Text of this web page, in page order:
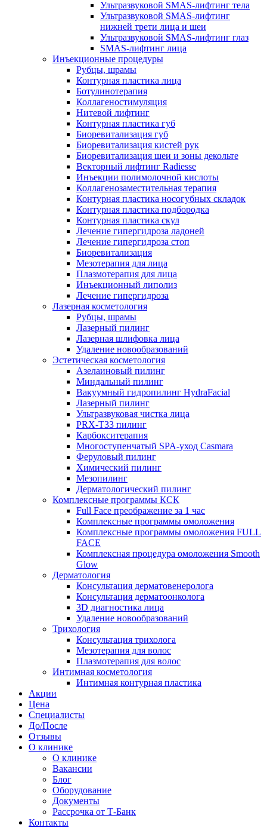
Ультразвуковой SMAS-лифтинг тела
Ультразвуковой SMAS-лифтинг
нижней трети лица и шеи
Ультразвуковой SMAS-лифтинг глаз
SMAS-лифтинг лица
Инъекционные процедуры
Рубцы, шрамы
Контурная пластика лица
Ботулинотерапия
Коллагеностимуляция
Нитевой лифтинг
Контурная пластика губ
Биоревитализация губ
Биоревитализация кистей рук
Биоревитализация шеи и зоны декольте
Векторный лифтинг Radiesse
Инъекции полимолочной кислоты
Коллагенозаместительная терапия
Контурная пластика носогубных складок
Контурная пластика подбородка
Контурная пластика скул
Лечение гипергидроза ладоней
Лечение гипергидроза стоп
Биоревитализация
Мезотерапия для лица
Плазмотерапия для лица
Инъекционный липолиз
Лечение гипергидроза
Лазерная косметология
Рубцы, шрамы
Лазерный пилинг
Лазерная шлифовка лица
Удаление новообразований
Эстетическая косметология
Азелаиновый пилинг
Миндальный пилинг
Вакуумный гидропилинг HydraFacial
Лазерный пилинг
Ультразвуковая чистка лица
PRX-T33 пилинг
Карбокситерапия
Многоступенчатый SPA-уход Сasmara
Феруловый пилинг
Химический пилинг
Мезопилинг
Дерматологический пилинг
Комплексные программы КСК
Full Face преображение за 1 час
Комплексные программы омоложения
Комплексные программы омоложения FULL
FACE
Комплексная процедура омоложения Smooth
Glow
Дерматология
Консультация дерматовенеролога
Консультация дерматоонколога
3D диагностика лица
Удаление новообразований
Трихология
Консультация трихолога
Мезотерапия для волос
Плазмотерапия для волос
Интимная косметология
Интимная контурная пластика
Акции
Цена
Специалисты
До/После
Отзывы
О клинике
О клинике
Вакансии
Блог
Оборудование
Документы
Рассрочка от Т-Банк
Контакты